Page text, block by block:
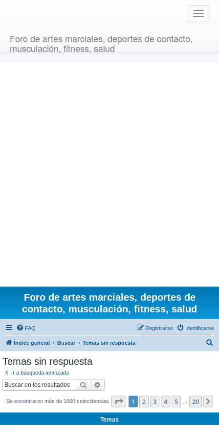
T
o
Foro de artes marciales, deportes de contacto,
musculación, fitness, salud
Foro de artes marciales, deportes de
contacto, musculación, fitness, salud
FAQ Identificarse
Registrarse
Índice general Buscar Temas sin respuesta
Temas sin respuesta
Ir a búsqueda avanzada
Buscar
Se encontraron más de 1000 coincidencias Página de 20
1 2 3 4 5 20
Temas